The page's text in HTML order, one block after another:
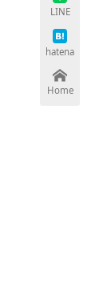
LINE
hatena
Home